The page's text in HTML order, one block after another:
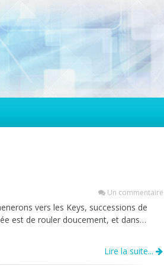
Un commentaire
vers les Keys, successions de
est de rouler doucement, et dans…
Lire la suite...